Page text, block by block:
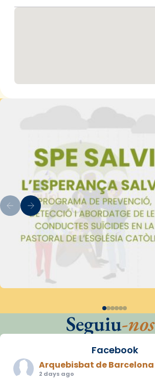
Seguiu-nos
Facebook
Arquebisbat de Barcelona
2 days ago